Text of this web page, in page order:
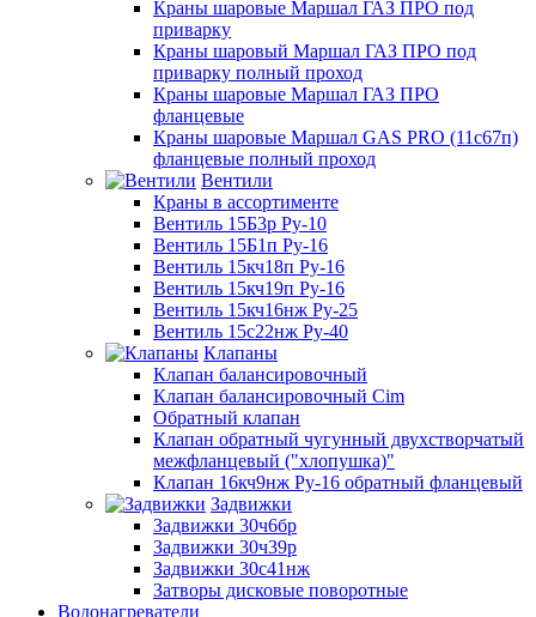
Краны шаровые Маршал ГАЗ ПРО под
приварку
Краны шаровый Маршал ГАЗ ПРО под
приварку полный проход
Краны шаровые Маршал ГАЗ ПРО
фланцевые
Краны шаровые Маршал GAS PRO (11с67п)
фланцевые полный проход
Вентили
Краны в ассортименте
Вентиль 15Б3р Ру-10
Вентиль 15Б1п Ру-16
Вентиль 15кч18п Ру-16
Вентиль 15кч19п Ру-16
Вентиль 15кч16нж Ру-25
Вентиль 15с22нж Ру-40
Клапаны
Клапан балансировочный
Клапан балансировочный Cim
Обратный клапан
Клапан обратный чугунный двухстворчатый
межфланцевый ("хлопушка)"
Клапан 16кч9нж Ру-16 обратный фланцевый
Задвижки
Задвижки 30ч6бр
Задвижки 30ч39р
Задвижки 30с41нж
Затворы дисковые поворотные
Водонагреватели